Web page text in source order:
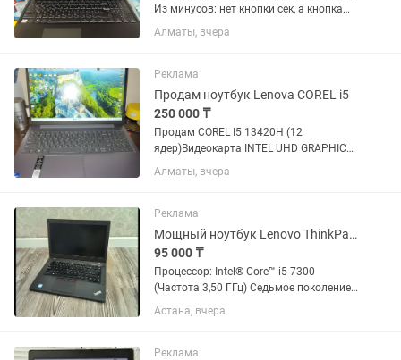
Из минусов: нет кнопки сек, а кнопка
включения нажимается не очень
хорошо, но работает, просто ее нужно
зарядка i5-8300H Озу 8...
Алматы, вчера
Реклама
Продам ноутбук Lenova COREL i5
250 000 ₸
Продам COREL I5 13420H (12
ядер)Видеокарта INTEL UHD GRAPHICS
SSD 512 OSU 16 WINDOS 11 Pro Почти
новый в отл., состояний.
Алматы, вчера
Реклама
Мощный ноутбук Lenovo ThinkPad/Core i5-7300/SSD/Full HD/ОЗУ 8гб/14 дюйм
95 000 ₸
Процессор: Intel® Core™ i5-7300
(Частота 3,50 ГГц) Седьмое поколение
Память SSD Оперативная
память(ОЗУ): 8 Гигабайт Экран: 14
Сенсор отпечатков...
Астана, вчера
Реклама